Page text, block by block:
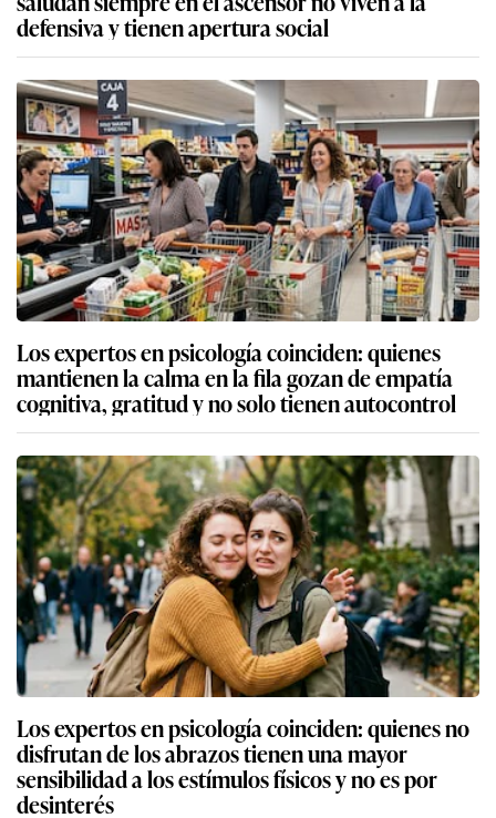
defensiva y tienen apertura social
Los expertos en psicología coinciden: quienes
mantienen la calma en la fila gozan de empatía
cognitiva, gratitud y no solo tienen autocontrol
Los expertos en psicología coinciden: quienes no
disfrutan de los abrazos tienen una mayor
sensibilidad a los estímulos físicos y no es por
desinterés